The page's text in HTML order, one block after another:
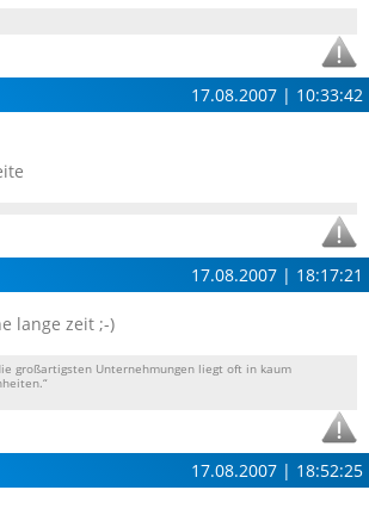
17.08.2007 | 10:33:42
17.08.2007 | 18:17:21
lange zeit ;-)
großartigsten Unternehmungen liegt oft in kaum
17.08.2007 | 18:52:25